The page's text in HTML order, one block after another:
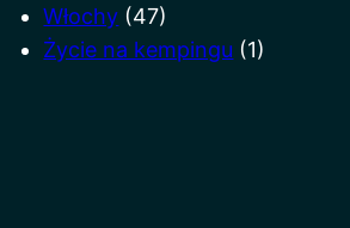
Włochy (47)
Życie na kempingu (1)